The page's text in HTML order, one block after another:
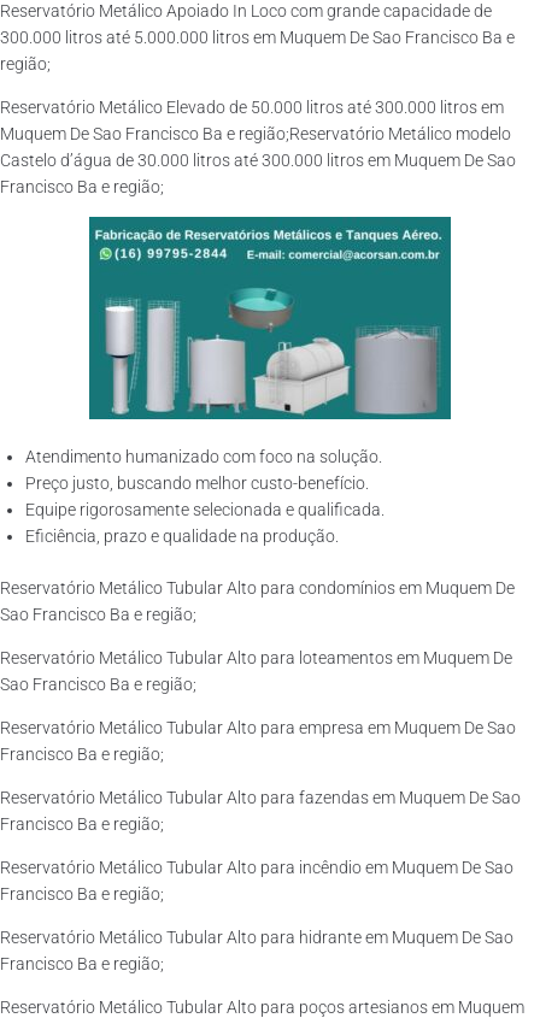
Reservatório Metálico Apoiado In Loco com grande capacidade de
300.000 litros até 5.000.000 litros em Muquem De Sao Francisco Ba e
região;
Reservatório Metálico Elevado de 50.000 litros até 300.000 litros em
Muquem De Sao Francisco Ba e região;Reservatório Metálico modelo
Castelo d’água de 30.000 litros até 300.000 litros em Muquem De Sao
Francisco Ba e região;
Atendimento humanizado com foco na solução.
Preço justo, buscando melhor custo-benefício.
Equipe rigorosamente selecionada e qualificada.
Eficiência, prazo e qualidade na produção.
Reservatório Metálico Tubular Alto para condomínios em Muquem De
Sao Francisco Ba e região;
Reservatório Metálico Tubular Alto para loteamentos em Muquem De
Sao Francisco Ba e região;
Reservatório Metálico Tubular Alto para empresa em Muquem De Sao
Francisco Ba e região;
Reservatório Metálico Tubular Alto para fazendas em Muquem De Sao
Francisco Ba e região;
Reservatório Metálico Tubular Alto para incêndio em Muquem De Sao
Francisco Ba e região;
Reservatório Metálico Tubular Alto para hidrante em Muquem De Sao
Francisco Ba e região;
Reservatório Metálico Tubular Alto para poços artesianos em Muquem